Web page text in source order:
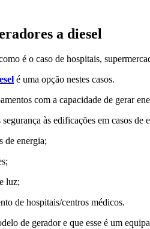
a diesel
é o caso de hospitais,
é uma opção nestes casos.
com a capacidade de gerar
às edificações em casos de
de energia;
luz;
de hospitais/centros médicos.
de gerador e que esse é um